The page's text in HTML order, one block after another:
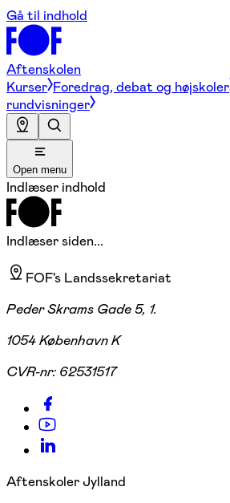
Gå til indhold
Aftenskolen
Kurser Foredrag, debat og højskoler
rundvisninger
Open menu
Indlæser indhold
Indlæser siden...
FOF's Landssekretariat
Peder Skrams Gade 5, 1.
1054 København K
CVR-nr: 62531517
Aftenskoler Jylland